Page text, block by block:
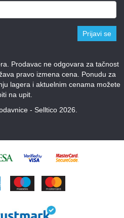
Prijavi se
Prodavac ne odgovara za tačnost
pravo izmena cena. Ponudu za
lagera i aktuelnim cenama možete
na upit.
- Selltico 2026.